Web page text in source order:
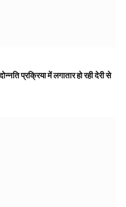
प्रक्रिया में लगातार हो रही देरी से